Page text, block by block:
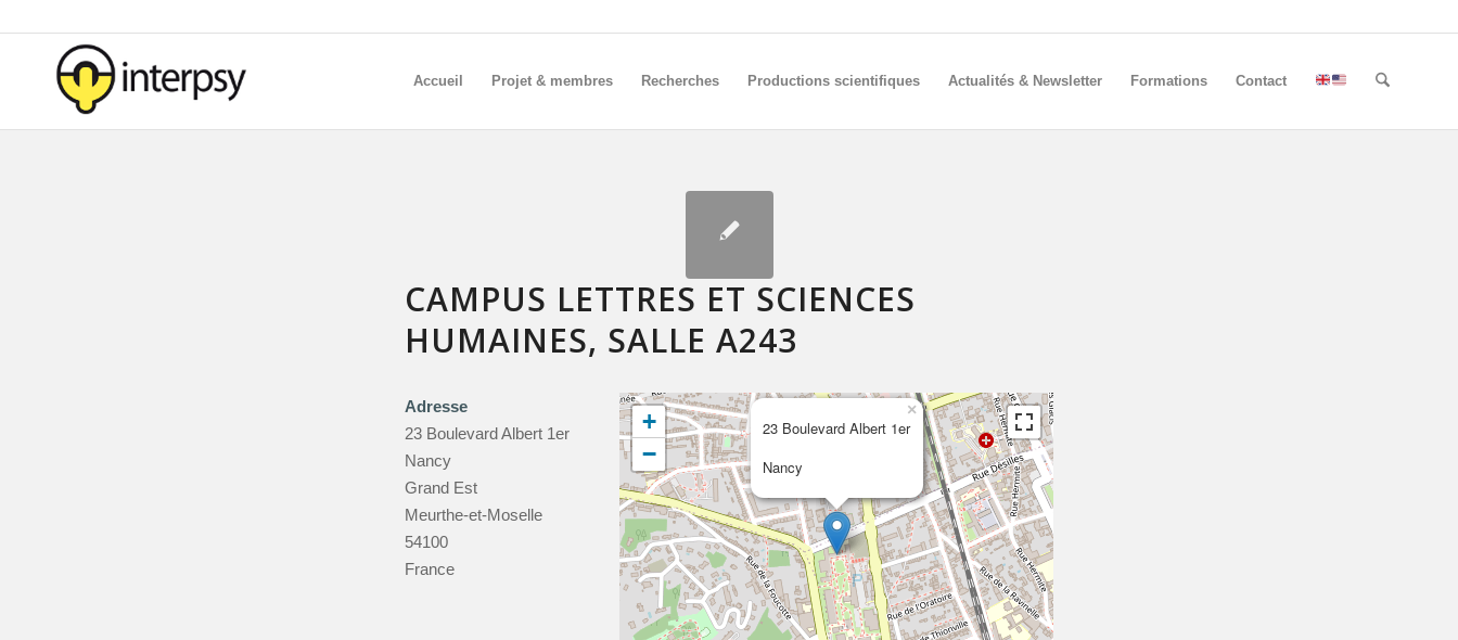
Accueil Projet & membres Recherches Productions scientifiques Actualités & Newsletter Formations Contact
CAMPUS LETTRES ET SCIENCES
HUMAINES, SALLE A243
23 Boulevard Albert 1er
Nancy
×
+
−
Adresse
23 Boulevard Albert 1er
Nancy
Grand Est
Meurthe-et-Moselle
54100
France